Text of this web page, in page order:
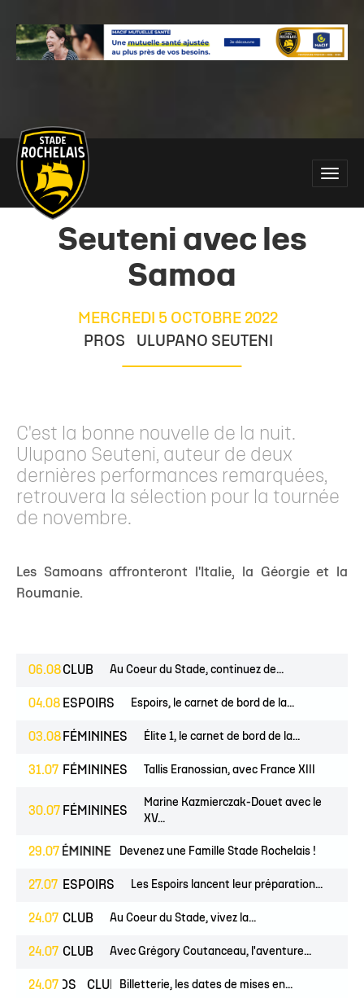
Main
site
navigation
Toggle
Seuteni avec les
Samoa
MERCREDI 5 OCTOBRE 2022
PROS
ULUPANO SEUTENI
C'est la bonne nouvelle de la nuit.
Ulupano Seuteni, auteur de deux
dernières performances remarquées,
retrouvera la sélection pour la tournée
de novembre.
Les Samoans affronteront l'Italie, la Géorgie et la
Roumanie.
06.08CLUB Au Coeur du Stade, continuez de...
04.08 ESPOIRS Espoirs, le carnet de bord de la...
03.08 FÉMININES Élite 1, le carnet de bord de la...
31.07 FÉMININES Tallis Eranossian, avec France XIII
30.07 FÉMININES
Marine Kazmierczak-Douet avec le
XV...
29.07
FÉMININES CLUB
Devenez une Famille Stade Rochelais !
27.07 ESPOIRS Les Espoirs lancent leur préparation...
24.07 CLUB Au Coeur du Stade, vivez la...
24.07 CLUB Avec Grégory Coutanceau, l'aventure...
24.07
PROS CLUB Billetterie, les dates de mises en...